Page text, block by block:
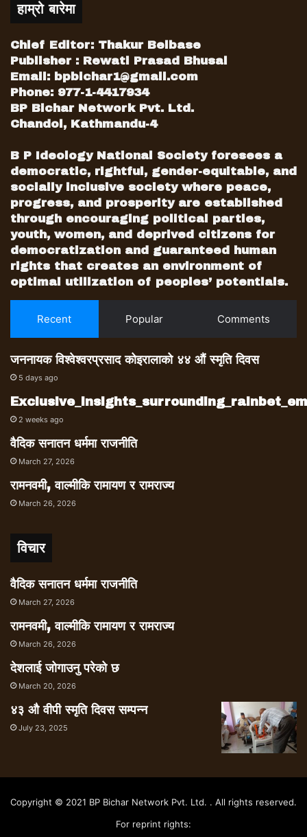
हाम्रो बारेमा
Chief Editor: Thakur Belbase
Publisher : Rewati Prasad Bhusal
Email: bpbichar1@gmail.com
Phone: 977-1-4417934
BP Bichar Network Pvt. Ltd.
Chandol, Kathmandu-4
B P Ideology National Society foresees a
democratic, rightful, gender-equitable, and
socially inclusive society where peace,
progress, and prosperity are established
through encouraging political parties,
youth, women, and deprived citizens for
democratization and guaranteed human
rights that creates an environment of
optimal utilization of peoples’ potentials.
Recent Popular Comments
जननायक विश्वेश्वरप्रसाद कोइरालाको ४४ औं स्मृति दिवस
5 days ago
2 weeks ago
वैदिक सनातन धर्ममा राजनीति
March 27, 2026
रामनवमी, वाल्मीकि रामायण र रामराज्य
March 26, 2026
विचार
वैदिक सनातन धर्ममा राजनीति
March 27, 2026
रामनवमी, वाल्मीकि रामायण र रामराज्य
March 26, 2026
देशलाई जोगाउनु परेको छ
March 20, 2026
४३ औ वीपी स्मृति दिवस सम्पन्न
July 23, 2025
Copyright © 2021 BP Bichar Network Pvt. Ltd. . All rights reserved.
For reprint rights: